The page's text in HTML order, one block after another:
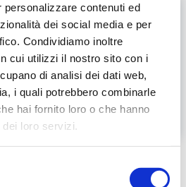
contenuti ed
dei social media e per
Condividiamo inoltre
cui utilizzi il nostro sito con i
di analisi dei dati web,
i quali potrebbero combinarle
hai fornito loro o che hanno
loro servizi.
per la
batteri